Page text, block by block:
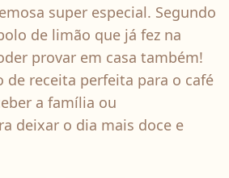
super especial. Segundo
de limão que já fez na
provar em casa também!
de receita perfeita para o café
a família ou
deixar o dia mais doce e